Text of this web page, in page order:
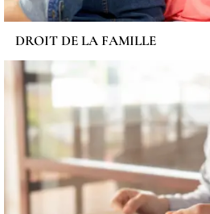
DROIT DE LA FAMILLE